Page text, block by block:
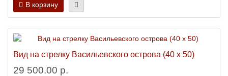
В корзину
Вид на стрелку Васильевского острова (40 х 50)
29 500.00 р.